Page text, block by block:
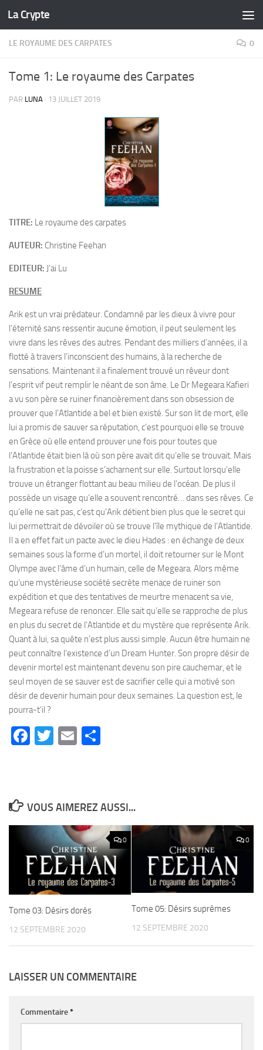
Skip to content
La Crypte
LE ROYAUME DES CARPATES 0
Tome 1: Le royaume des Carpates
PAR LUNA · 13 JUILLET 2019
TITRE: Le royaume des carpates
AUTEUR: Christine Feehan
EDITEUR: J’ai Lu
RESUME
Arik est un vrai prédateur. Condamné par les dieux à vivre pour
l’éternité sans ressentir aucune émotion, il peut seulement les
vivre dans les rêves des autres. Pendant des milliers d’années, il a
flotté à travers l’inconscient des humains, à la recherche de
sensations. Maintenant il a finalement trouvé un rêveur dont
l’esprit vif peut remplir le néant de son âme. Le Dr Megeara Kafieri
a vu son père se ruiner financièrement dans son obsession de
prouver que l’Atlantide a bel et bien existé. Sur son lit de mort, elle
lui a promis de sauver sa réputation, c’est pourquoi elle se trouve
en Grèce où elle entend prouver une fois pour toutes que
l’Atlantide était bien là où son père avait dit qu’elle se trouvait. Mais
la frustration et la poisse s’acharnent sur elle. Surtout lorsqu’elle
trouve un étranger flottant au beau milieu de l’océan. De plus il
possède un visage qu’elle a souvent rencontré… dans ses rêves. Ce
qu’elle ne sait pas, c’est qu’Arik détient bien plus que le secret qui
lui permettrait de dévoiler où se trouve l’île mythique de l’Atlantide.
Il a en effet fait un pacte avec le dieu Hades : en échange de deux
semaines sous la forme d’un mortel, il doit retourner sur le Mont
Olympe avec l’âme d’un humain, celle de Megeara. Alors même
qu’une mystérieuse société secrète menace de ruiner son
expédition et que des tentatives de meurtre menacent sa vie,
Megeara refuse de renoncer. Elle sait qu’elle se rapproche de plus
en plus du secret de l’Atlantide et du mystère que représente Arik.
Quant à lui, sa quête n’est plus aussi simple. Aucun être humain ne
peut connaître l’existence d’un Dream Hunter. Son propre désir de
devenir mortel est maintenant devenu son pire cauchemar, et le
seul moyen de se sauver est de sacrifier celle qui a motivé son
désir de devenir humain pour deux semaines. La question est, le
pourra-t’il ?
Facebook
Twitter
Email
VOUS AIMEREZ AUSSI...
0
Tome 03: Désirs dorés
12 SEPTEMBRE 2020
0
Tome 05: Désirs suprêmes
12 SEPTEMBRE 2020
LAISSER UN COMMENTAIRE
Commentaire*